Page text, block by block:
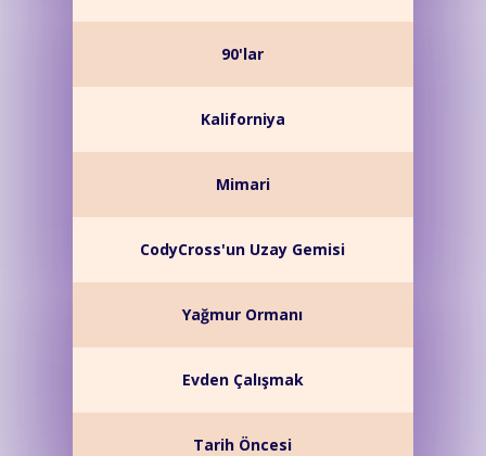
90'lar
Kaliforniya
Mimari
CodyCross'un Uzay Gemisi
Yağmur Ormanı
Evden Çalışmak
Tarih Öncesi